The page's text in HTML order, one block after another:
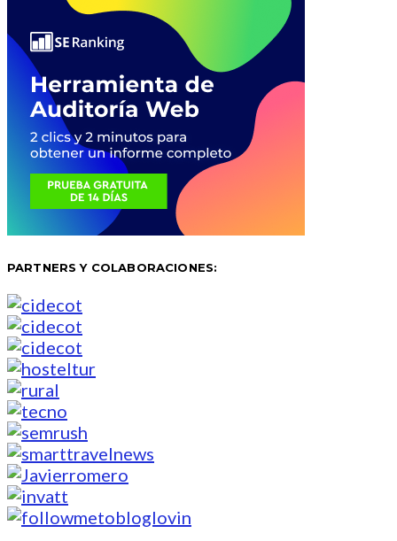
PARTNERS Y COLABORACIONES: